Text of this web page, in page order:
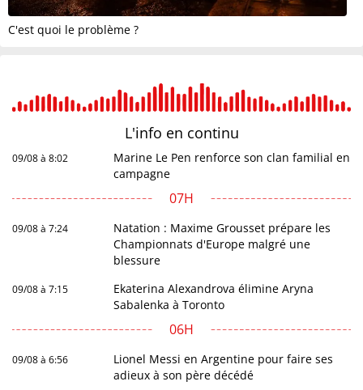
C'est quoi le problème ?
L'info en continu
09/08 à 8:02
Marine Le Pen renforce son clan familial en
campagne
07H
09/08 à 7:24
Natation : Maxime Grousset prépare les
Championnats d'Europe malgré une
blessure
09/08 à 7:15
Ekaterina Alexandrova élimine Aryna
Sabalenka à Toronto
06H
09/08 à 6:56
Lionel Messi en Argentine pour faire ses
adieux à son père décédé